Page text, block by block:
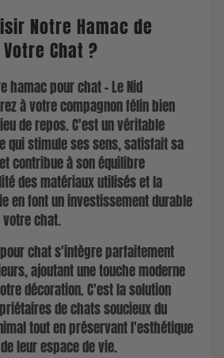
Notre Hamac de
Chat ?
hamac pour chat - Le Nid
à votre compagnon félin bien
de repos. C'est un véritable
qui stimule ses sens, satisfait sa
contribue à son équilibre
des matériaux utilisés et la
en font un investissement durable
chat.
chat s'intègre parfaitement
ajoutant une touche moderne
décoration. C'est la solution
de chats soucieux du
tout en préservant l'esthétique
leur espace de vie.